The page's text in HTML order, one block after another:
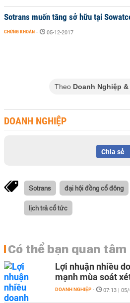
Sotrans muốn tăng sở hữu tại
CHỨNG KHOÁN - 05-12-2017
Theo Doanh Nghiệp
DOANH NGHIỆP
Chia sẻ
Sotrans đại hội đồng cổ đông
lịch trả cổ tức
Có thể bạn quan tâm
Lợi nhuận nhiều
mạnh mùa soát
DOANH NGHIỆP - 07:13 |